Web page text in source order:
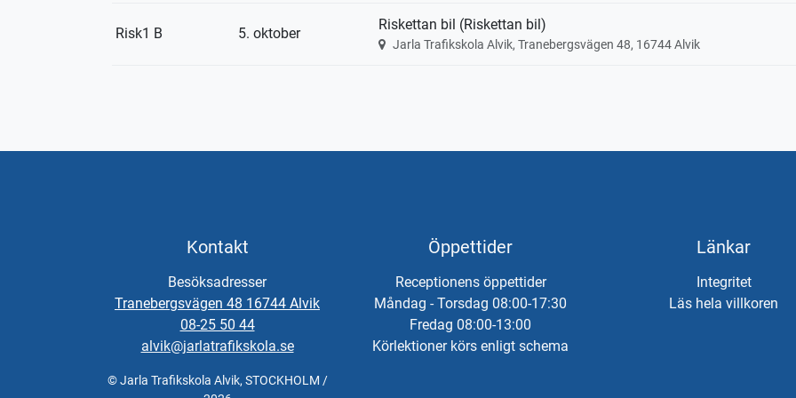
Risk1 B 5. oktober
Riskettan bil (Riskettan bil)
Jarla Trafikskola Alvik, Tranebergsvägen 48, 16744 Alvik
Kontakt
Besöksadresser
Tranebergsvägen 48 16744 Alvik
08-25 50 44
alvik@jarlatrafikskola.se
© Jarla Trafikskola Alvik, STOCKHOLM /
Öppettider
Receptionens öppettider
Måndag - Torsdag 08:00-17:30
Fredag 08:00-13:00
Körlektioner körs enligt schema
Länkar
Integritet
Läs hela villkoren